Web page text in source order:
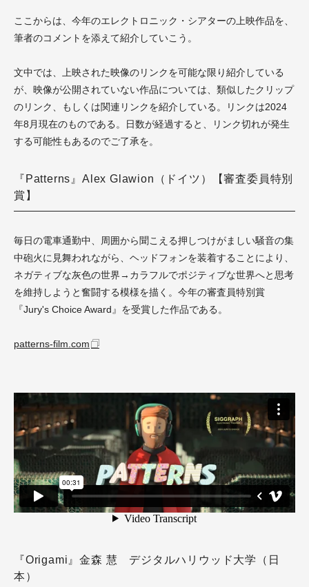
ここからは、今年のエレクトロニック・シアターの上映作品を、
筆者のコメントを添えて紹介していこう。
文中では、上映された映像のリンクを可能な限り紹介している
が、映像が公開されていない作品については、類似したクリップ
のリンク、もしくは関連リンクを紹介している。リンクは2024
年8月現在のものである。日数が経過すると、リンク切れが発生
する可能性もあるのでご了承を。
『Patterns』Alex Glawion（ドイツ）【審査委員特別
賞】
毎日の電車通勤中、周囲から聞こえる押しつけがましい騒音の集
中砲火に見舞われながら、ヘッドフォンを装着することにより、
ネガティブな灰色の世界→カラフルでポジティブな世界へと思考
を維持しようと奮闘する模様を描く。今年の審査員特別賞
『Jury's Choice Award』を受賞した作品である。
patterns-film.com
『Origami』金森 慧 デジタルハリウッド大学（日
本）